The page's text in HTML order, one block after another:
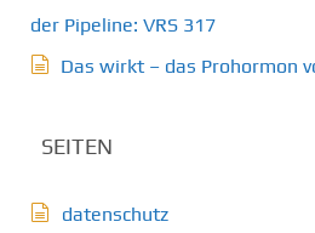
der Pipeline: VRS 317
Das wirkt – das Prohormon
SEITEN
datenschutz